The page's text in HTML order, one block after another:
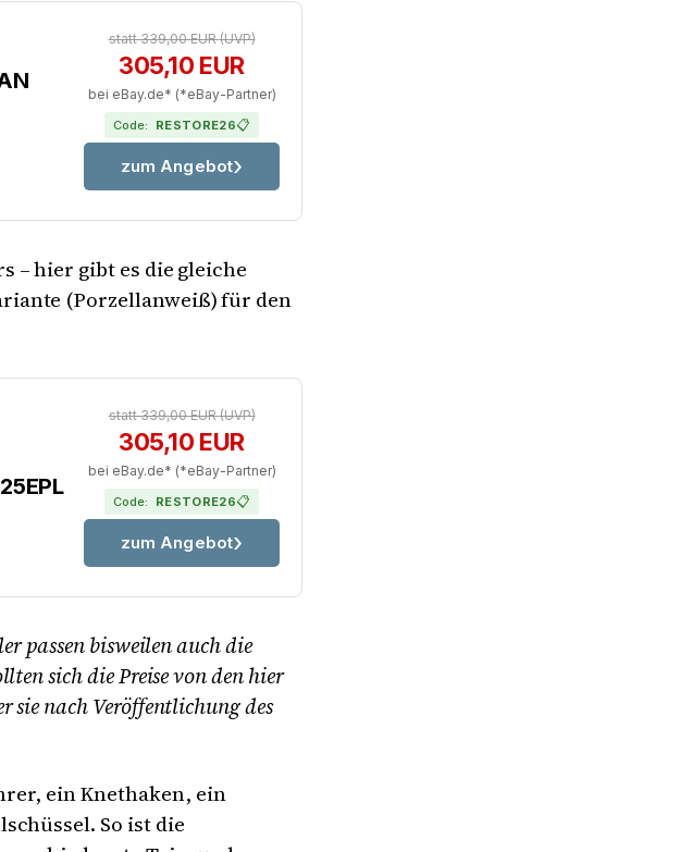
statt 339,00 EUR(UVP)
305,10 EUR
bei eBay.de* (*eBay-Partner)
Code: RESTORE26📋
zum Angebot
– hier gibt es die gleiche
(Porzellanweiß) für den
statt 339,00 EUR(UVP)
305,10 EUR
bei eBay.de* (*eBay-Partner)
Code: RESTORE26📋
zum Angebot
passen bisweilen auch die
sich die Preise von den hier
sie nach Veröffentlichung des
ein Knethaken, ein
So ist die